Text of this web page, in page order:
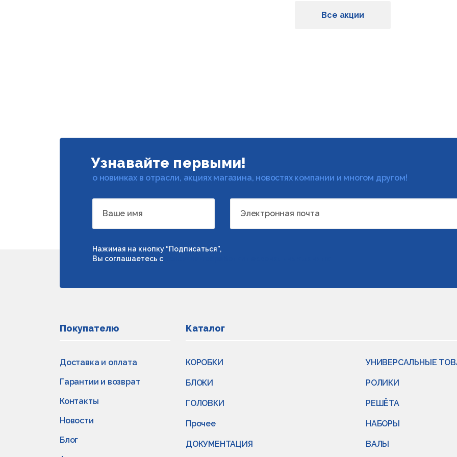
Все акции
Узнавайте первыми!
о новинках в отрасли, акциях магазина, новостях компании и многом другом!
Ваше имя Электронная почта
Нажимая на кнопку “Подписаться”,
Вы соглашаетесь с
Покупателю
Доставка и оплата
Гарантии и возврат
Контакты
Новости
Блог
Каталог
КОРОБКИ
БЛОКИ
ГОЛОВКИ
Прочее
ДОКУМЕНТАЦИЯ
УНИВЕРСАЛЬНЫЕ
РОЛИКИ
РЕШЁТА
НАБОРЫ
ВАЛЫ